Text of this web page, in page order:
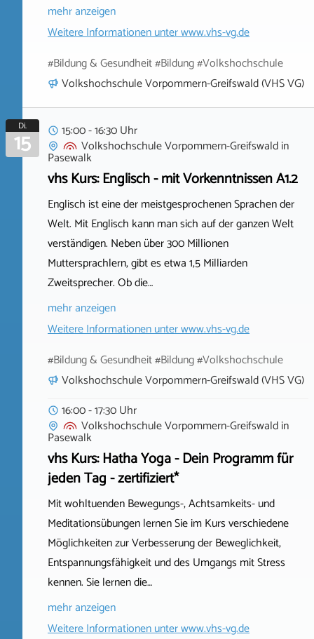
mehr anzeigen
Weitere Informationen unterwww.vhs-vg.de
#Bildung & Gesundheit #Bildung #Volkshochschule
Volkshochschule Vorpommern-Greifswald (VHS VG)
Di.
15
15:00 - 16:30 Uhr
Volkshochschule Vorpommern-Greifswaldin
Pasewalk
vhs Kurs: Englisch - mit Vorkenntnissen A1.2
Englisch ist eine der meistgesprochenen Sprachen der
Welt. Mit Englisch kann man sich auf der ganzen Welt
verständigen. Neben über 300 Millionen
Muttersprachlern, gibt es etwa 1,5 Milliarden
Zweitsprecher. Ob die…
mehr anzeigen
Weitere Informationen unterwww.vhs-vg.de
#Bildung & Gesundheit #Bildung #Volkshochschule
Volkshochschule Vorpommern-Greifswald (VHS VG)
16:00 - 17:30 Uhr
Volkshochschule Vorpommern-Greifswaldin
Pasewalk
vhs Kurs: Hatha Yoga - Dein Programm für
jeden Tag - zertifiziert*
Mit wohltuenden Bewegungs-, Achtsamkeits- und
Meditationsübungen lernen Sie im Kurs verschiedene
Möglichkeiten zur Verbesserung der Beweglichkeit,
Entspannungsfähigkeit und des Umgangs mit Stress
kennen. Sie lernen die…
mehr anzeigen
Weitere Informationen unterwww.vhs-vg.de